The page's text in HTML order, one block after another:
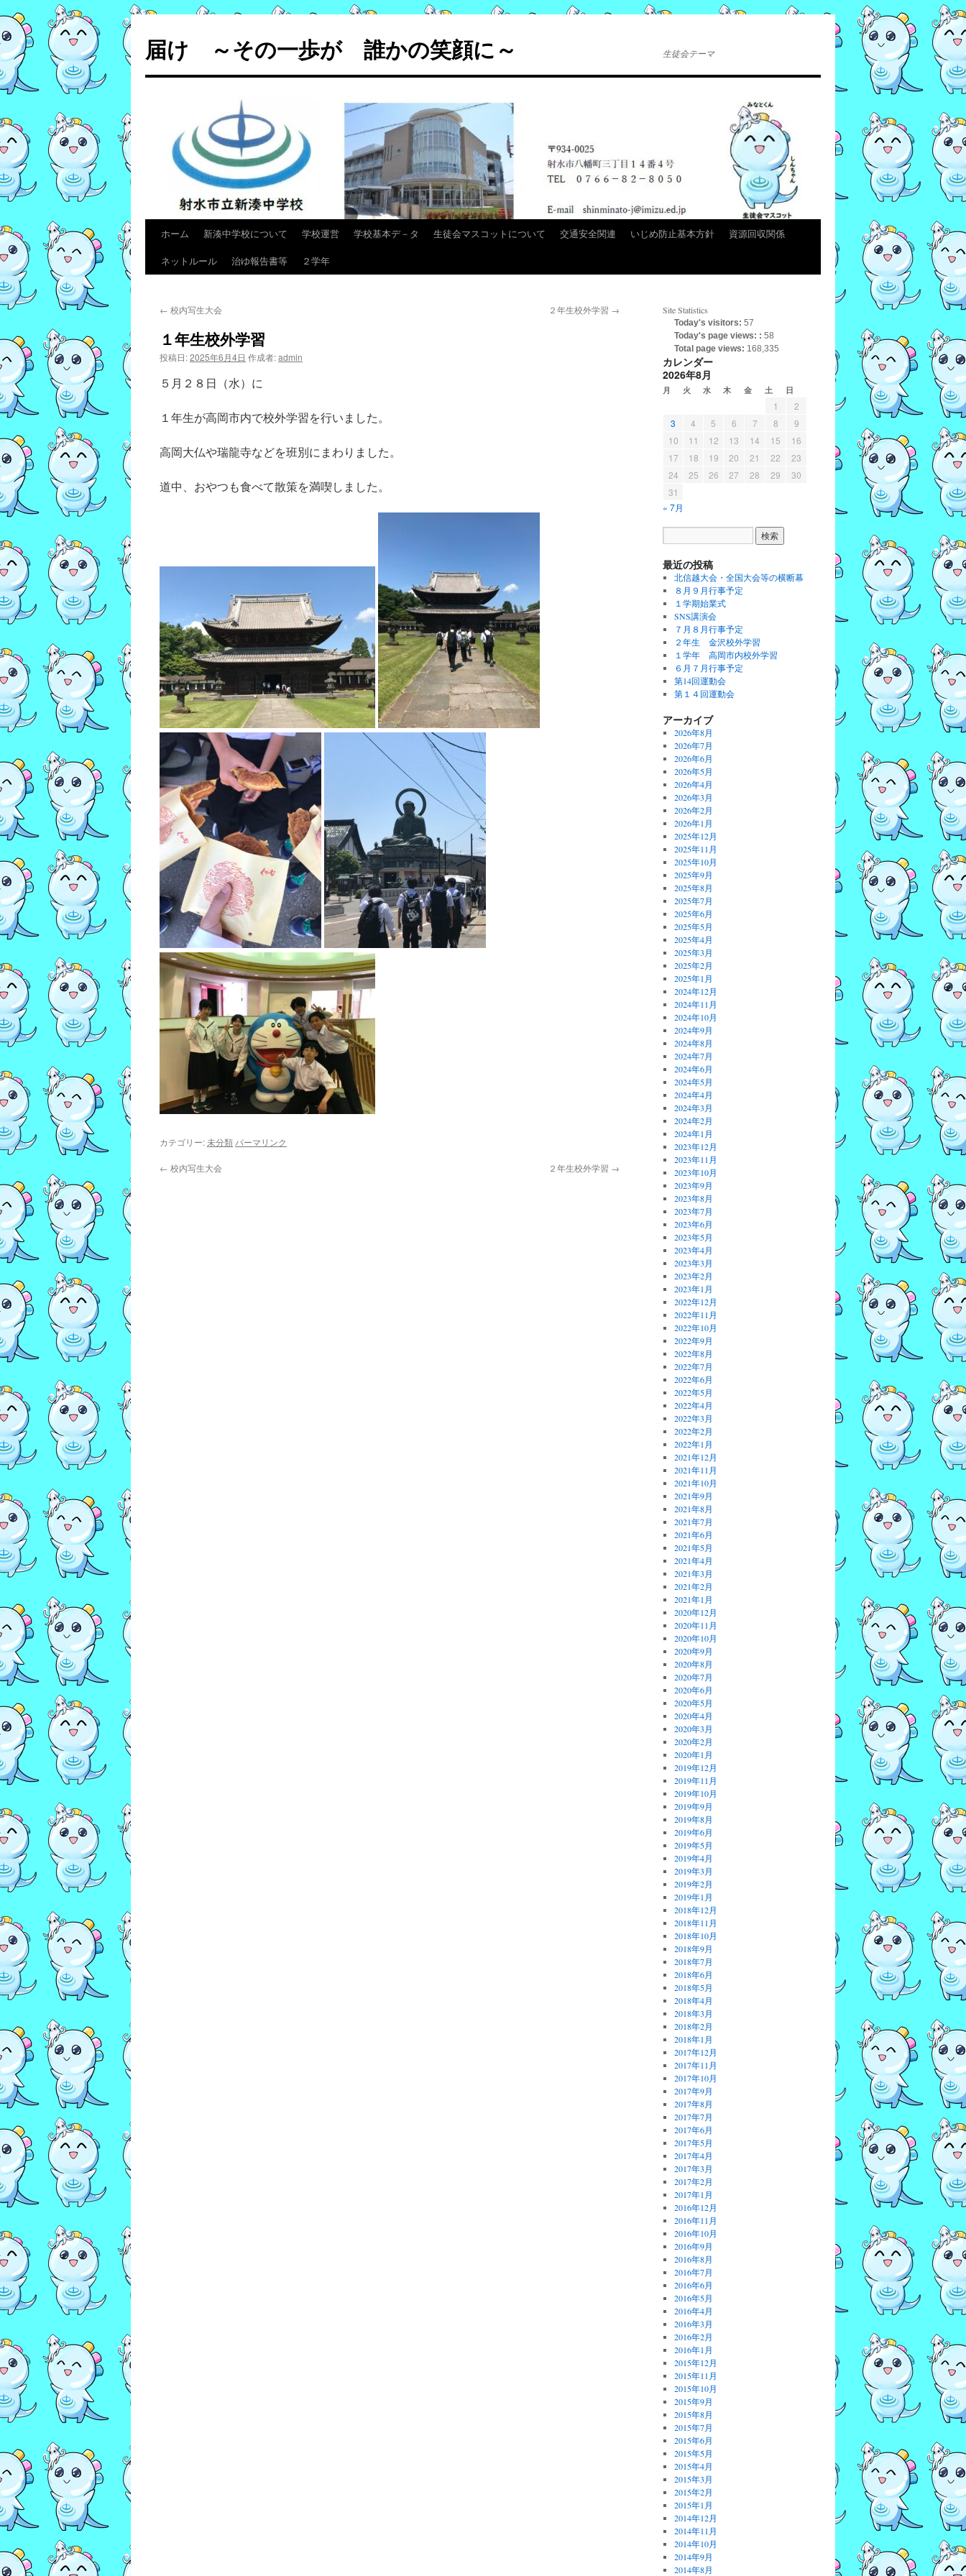
テ
ン
届け ～その一歩が 誰かの笑顔に～ 生徒会テーマ
ホーム 新湊中学校について 学校運営 学校基本デ－タ 生徒会マスコットについて 交通安全関連 いじめ防止基本方針
資源回収関係
ネットルール
治ゆ報告書等 ２学年
← 校内写生大会 ２年生校外学習 →
１年生校外学習
投稿日:2025年6月4日 作成者:admin
５月２８日（水）に
１年生が高岡市内で校外学習を行いました。
高岡大仏や瑞龍寺などを班別にまわりました。
道中、おやつも食べて散策を満喫しました。
カテゴリー:未分類 パーマリンク
← 校内写生大会 ２年生校外学習 →
Site Statistics
Today's visitors: 57
Today's page views: : 58
Total page views: 168,335
カレンダー
2026年8月
月 火 水 木 金 土 日
1
2
3
4 5 6 7 8
9
10
11 12 13 14 15
16
17
18 19 20 21 22
23
24
25 26 27 28 29
30
31
« 7月
最近の投稿
北信越大会・全国大会等の横断幕
８月９月行事予定
１学期始業式
SNS講演会
７月８月行事予定
２年生 金沢校外学習
１学年 高岡市内校外学習
６月７月行事予定
第14回運動会
第１４回運動会
アーカイブ
2026年8月
2026年7月
2026年6月
2026年5月
2026年4月
2026年3月
2026年2月
2026年1月
2025年12月
2025年11月
2025年10月
2025年9月
2025年8月
2025年7月
2025年6月
2025年5月
2025年4月
2025年3月
2025年2月
2025年1月
2024年12月
2024年11月
2024年10月
2024年9月
2024年8月
2024年7月
2024年6月
2024年5月
2024年4月
2024年3月
2024年2月
2024年1月
2023年12月
2023年11月
2023年10月
2023年9月
2023年8月
2023年7月
2023年6月
2023年5月
2023年4月
2023年3月
2023年2月
2023年1月
2022年12月
2022年11月
2022年10月
2022年9月
2022年8月
2022年7月
2022年6月
2022年5月
2022年4月
2022年3月
2022年2月
2022年1月
2021年12月
2021年11月
2021年10月
2021年9月
2021年8月
2021年7月
2021年6月
2021年5月
2021年4月
2021年3月
2021年2月
2021年1月
2020年12月
2020年11月
2020年10月
2020年9月
2020年8月
2020年7月
2020年6月
2020年5月
2020年4月
2020年3月
2020年2月
2020年1月
2019年12月
2019年11月
2019年10月
2019年9月
2019年8月
2019年6月
2019年5月
2019年4月
2019年3月
2019年2月
2019年1月
2018年12月
2018年11月
2018年10月
2018年9月
2018年7月
2018年6月
2018年5月
2018年4月
2018年3月
2018年2月
2018年1月
2017年12月
2017年11月
2017年10月
2017年9月
2017年8月
2017年7月
2017年6月
2017年5月
2017年4月
2017年3月
2017年2月
2017年1月
2016年12月
2016年11月
2016年10月
2016年9月
2016年8月
2016年7月
2016年6月
2016年5月
2016年4月
2016年3月
2016年2月
2016年1月
2015年12月
2015年11月
2015年10月
2015年9月
2015年8月
2015年7月
2015年6月
2015年5月
2015年4月
2015年3月
2015年2月
2015年1月
2014年12月
2014年11月
2014年10月
2014年9月
2014年8月